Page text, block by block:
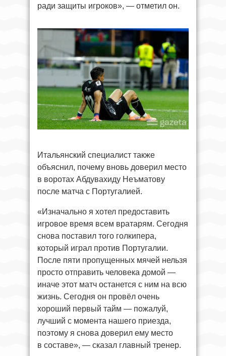
ради защиты игроков», — отметил он.
Итальянский специалист также
объяснил, почему вновь доверил место
в воротах Абдувахиду Неъматову
после матча с Португалией.
«Изначально я хотел предоставить
игровое время всем вратарям. Сегодня
снова поставил того голкипера,
который играл против Португалии.
После пяти пропущенных мячей нельзя
просто отправить человека домой —
иначе этот матч останется с ним на всю
жизнь. Сегодня он провёл очень
хороший первый тайм — пожалуй,
лучший с момента нашего приезда,
поэтому я снова доверил ему место
в составе», — сказал главный тренер.